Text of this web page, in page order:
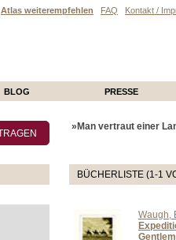
Atlas weiterempfehlen FAQ Kontakt /
BLOG PRESSE
»Man vertraut einer
BÜCHERLISTE (1-1
Waugh,